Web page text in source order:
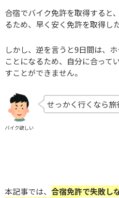
合宿でバイク免許を取得すると
るため、早く安く免許を取得し
しかし、逆を言うと9日間は、
ことになるため、自分に合って
すことができません。
バイク欲しい
せっかく行くなら旅
本記事では、 合宿免許で失敗し